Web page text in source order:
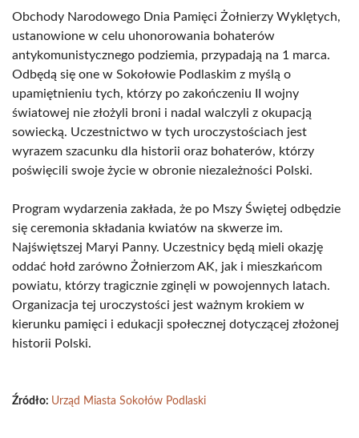
Obchody Narodowego Dnia Pamięci Żołnierzy Wyklętych,
ustanowione w celu uhonorowania bohaterów
antykomunistycznego podziemia, przypadają na 1 marca.
Odbędą się one w Sokołowie Podlaskim z myślą o
upamiętnieniu tych, którzy po zakończeniu II wojny
światowej nie złożyli broni i nadal walczyli z okupacją
sowiecką. Uczestnictwo w tych uroczystościach jest
wyrazem szacunku dla historii oraz bohaterów, którzy
poświęcili swoje życie w obronie niezależności Polski.
Program wydarzenia zakłada, że po Mszy Świętej odbędzie
się ceremonia składania kwiatów na skwerze im.
Najświętszej Maryi Panny. Uczestnicy będą mieli okazję
oddać hołd zarówno Żołnierzom AK, jak i mieszkańcom
powiatu, którzy tragicznie zginęli w powojennych latach.
Organizacja tej uroczystości jest ważnym krokiem w
kierunku pamięci i edukacji społecznej dotyczącej złożonej
historii Polski.
Źródło: Urząd Miasta Sokołów Podlaski